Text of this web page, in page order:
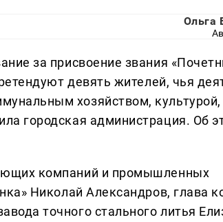
Ольга
за присвоение звания
девять жителей, чья
хозяйством, культурой,
городская администрация. Об
компаний и промышленных
Николай Александров, глава
точного стального литья